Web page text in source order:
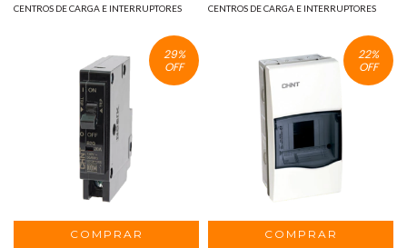
CENTROS DE CARGA E INTERRUPTORES CENTROS DE CARGA E INTERRUPTORES
29%
OFF
22%
OFF